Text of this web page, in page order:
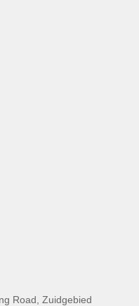
Road, Zuidgebied